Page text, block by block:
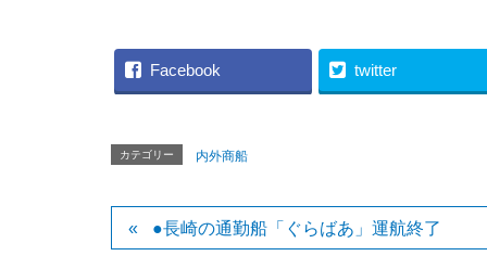
Facebook twitter
カテゴリー 内外商船
●長崎の通勤船「ぐらばあ」運航終了